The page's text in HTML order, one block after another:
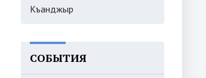
Къанджыр
СОБЫТИЯ